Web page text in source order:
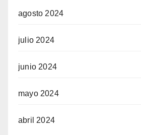
agosto 2024
julio 2024
junio 2024
mayo 2024
abril 2024